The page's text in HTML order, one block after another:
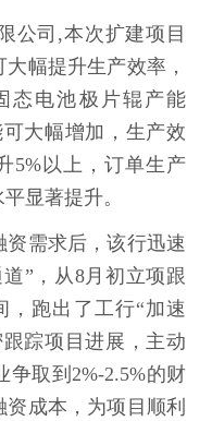
公司,本次扩建项目
幅提升生产效率，
态电池极片辊产能
大幅增加，生产效
5%以上，订单生产
显著提升。
需求后，该行迅速
”，从8月初立项跟
，跑出了工行“加速
踪项目进展，主动
争取到2%-2.5%的财
成本，为项目顺利